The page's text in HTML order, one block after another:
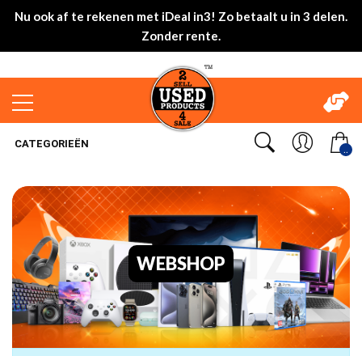
Nu ook af te rekenen met iDeal in3! Zo betaalt u in 3 delen.
Zonder rente.
..
CATEGORIEËN
WEBSHOP